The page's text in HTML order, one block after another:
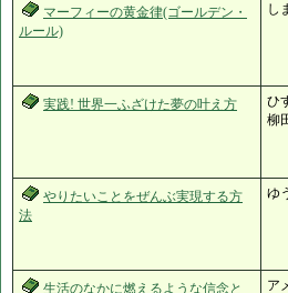
マーフィーの黄金律(ゴールデン・
ルール)
し
実践! 世界一ふざけた夢の叶え方
ひ
柳
やりたいことをぜんぶ実現する方
法
ゆ
生活のなかに燃えるような信念と
ア